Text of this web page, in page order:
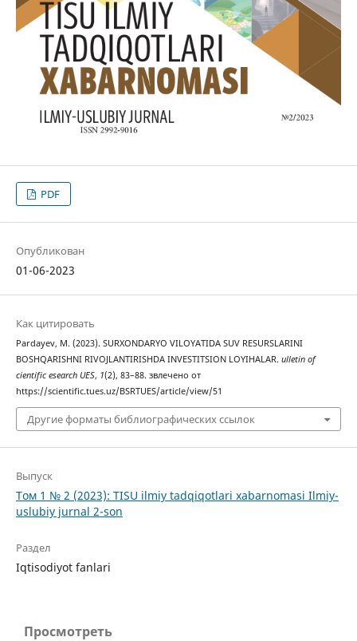
PDF
Опубликован
01-06-2023
Как цитировать
Pardayev, M. (2023). SURXONDАRYO VILOYATIDА SUV RESURSLАRINI
BOSHQАRISHNI RIVOJLАNTIRISHDА INVESTITSION LOYIHАLАR. ulletin of
cientific esearch UES, 1(2), 83–88. звлечено от
https://scientific.tues.uz/BSRTUES/article/view/51
Другие форматы библиографических ссылок
Выпуск
Том 1 № 2 (2023): TISU ilmiy tadqiqotlari xabarnomasi Ilmiy-
uslubiy jurnal 2-son
Раздел
Iqtisodiyot fanlari
Просмотреть